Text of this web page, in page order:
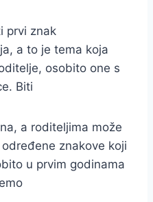
prvi znak
a to je tema koja
osobito one s
Biti
a roditeljima može
znakove koji
u prvim godinama